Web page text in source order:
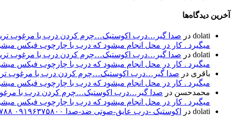
آخرین دیدگاه‌ها
dolati در صدا گیر…درب اکوستیک…چرم کردن درب با مرغوب
میگیرد . کار در محل انجام میشود که درب با چارچوب فیکس میشود۰۹۱۹۶۳۷۵۸۰۰-۰۹۳۰۷۸۰۱۷۸۸مهندس
dolati در صدا گیر…درب اکوستیک…چرم کردن درب با مرغوب
میگیرد . کار در محل انجام میشود که درب با چارچوب فیکس میشود۰۹۱۹۶۳۷۵۸۰۰-۰۹۳۰۷۸۰۱۷۸۸مهندس
باقری در صدا گیر…درب اکوستیک…چرم کردن درب با مرغوب
میگیرد . کار در محل انجام میشود که درب با چارچوب فیکس میشود۰۹۱۹۶۳۷۵۸۰۰-۰۹۳۰۷۸۰۱۷۸۸مهندس
محمدحسن در صدا گیر…درب اکوستیک…چرم کردن درب با
میگیرد . کار در محل انجام میشود که درب با چارچوب فیکس میشود۰۹۱۹۶۳۷۵۸۰۰-۰۹۳۰۷۸۰۱۷۸۸مهندس
dolati در اکوستیک -درب عایق-صوتی ضد-صدا ۰۹۱۹۶۳۷۵۸۰۰ ۰۹۳۰۷۸۰۱۷۸۸